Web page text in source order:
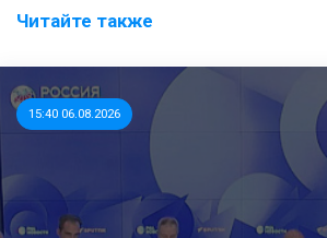
Читайте также
15:40 06.08.2026